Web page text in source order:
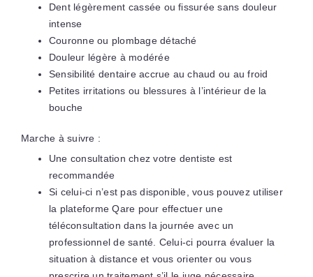
Dent légèrement cassée ou fissurée sans douleur
intense
Couronne ou plombage détaché
Douleur légère à modérée
Sensibilité dentaire accrue au chaud ou au froid
Petites irritations ou blessures à l’intérieur de la
bouche
Marche à suivre :
Une consultation chez votre dentiste est
recommandée
Si celui-ci n’est pas disponible, vous pouvez utiliser
la plateforme Qare pour effectuer une
téléconsultation dans la journée avec un
professionnel de santé. Celui-ci pourra évaluer la
situation à distance et vous orienter ou vous